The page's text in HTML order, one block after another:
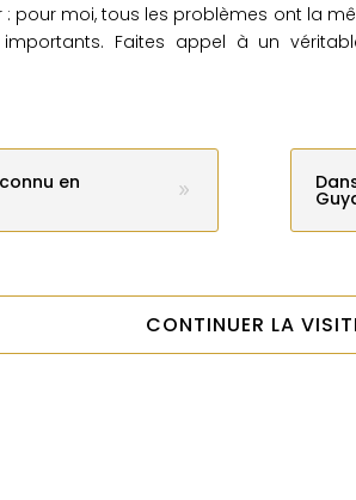
pour moi, tous les problèmes ont la
Faites appel à un
en
CONTINUER LA